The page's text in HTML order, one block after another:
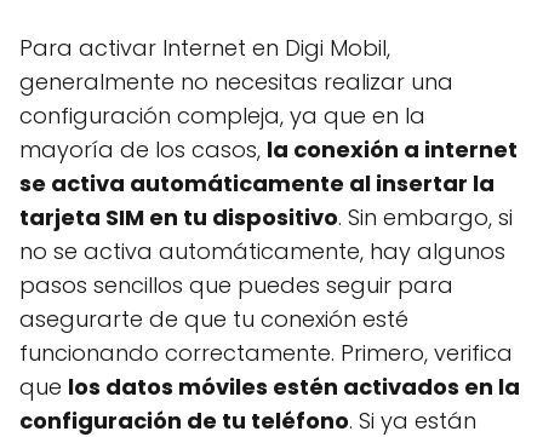
Para activar Internet en Digi Mobil,
generalmente no necesitas realizar una
configuración compleja, ya que en la
mayoría de los casos, la conexión a internet
se activa automáticamente al insertar la
tarjeta SIM en tu dispositivo. Sin embargo, si
no se activa automáticamente, hay algunos
pasos sencillos que puedes seguir para
asegurarte de que tu conexión esté
funcionando correctamente. Primero, verifica
que los datos móviles estén activados en la
configuración de tu teléfono. Si ya están